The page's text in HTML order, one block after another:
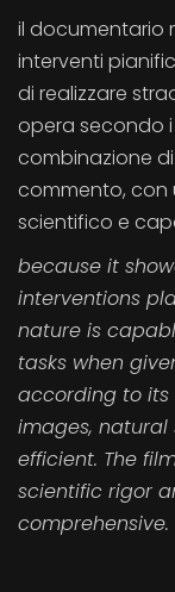
il documentario
interventi
di realizzare
opera secondo
combinazione
commento, con
scientifico e
because it
interventions
nature is
tasks when
according to its
images,
efficient. The
scientific rigor
comprehensive.